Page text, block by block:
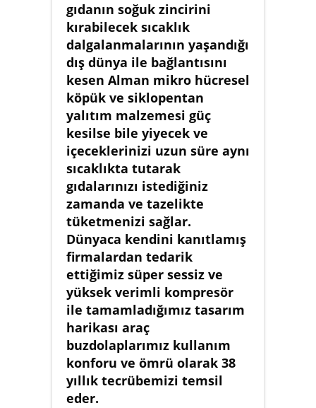
gıdanın soğuk zincirini
kırabilecek sıcaklık
dalgalanmalarının yaşandığı
dış dünya ile bağlantısını
kesen Alman mikro hücresel
köpük ve siklopentan
yalıtım malzemesi güç
kesilse bile yiyecek ve
içeceklerinizi uzun süre aynı
sıcaklıkta tutarak
gıdalarınızı istediğiniz
zamanda ve tazelikte
tüketmenizi sağlar.
Dünyaca kendini kanıtlamış
firmalardan tedarik
ettiğimiz süper sessiz ve
yüksek verimli kompresör
ile tamamladığımız tasarım
harikası araç
buzdolaplarımız kullanım
konforu ve ömrü olarak 38
yıllık tecrübemizi temsil
eder.